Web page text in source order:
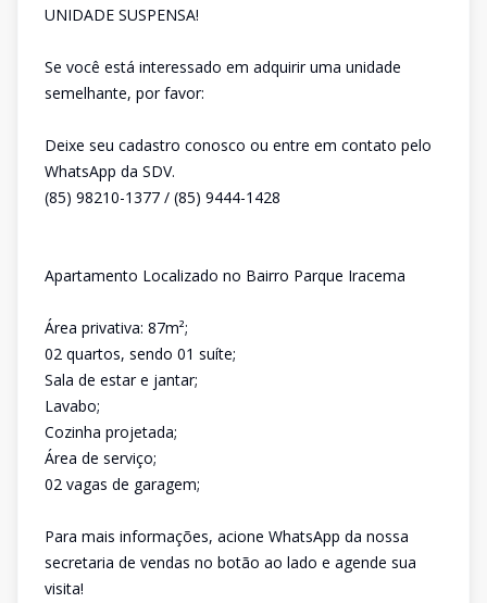
UNIDADE SUSPENSA!
Se você está interessado em adquirir uma unidade
semelhante, por favor:
Deixe seu cadastro conosco ou entre em contato pelo
WhatsApp da SDV.
(85) 98210-1377 / (85) 9444-1428
Apartamento Localizado no Bairro Parque Iracema
Área privativa: 87m²;
02 quartos, sendo 01 suíte;
Sala de estar e jantar;
Lavabo;
Cozinha projetada;
Área de serviço;
02 vagas de garagem;
Para mais informações, acione WhatsApp da nossa
secretaria de vendas no botão ao lado e agende sua
visita!